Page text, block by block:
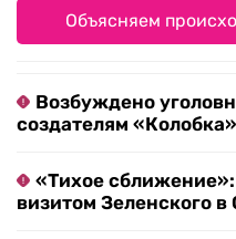
Объясняем
Возбуждено
создателям «Колобка»
«Тихое
визитом Зеленского